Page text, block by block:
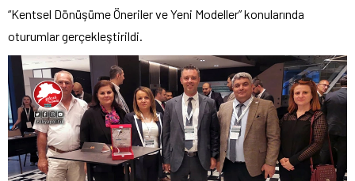
“Kentsel Dönüşüme Öneriler ve Yeni Modeller” konularında
oturumlar gerçekleştirildi.